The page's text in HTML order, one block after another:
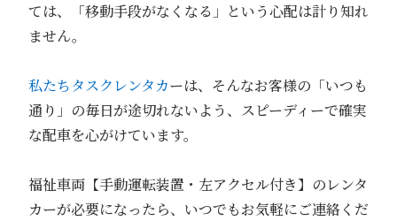
ては、「移動手段がなくなる」という心配は計り知れ
ません。
私たちタスクレンタカーは、そんなお客様の「いつも
通り」の毎日が途切れないよう、スピーディーで確実
な配車を心がけています。
福祉車両【手動運転装置・左アクセル付き】のレンタ
カーが必要になったら、いつでもお気軽にご連絡くだ